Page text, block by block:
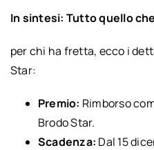
In sintesi: Tutto quello
per chi ha fretta, ecco i
Star:
Premio: Rimborso
Brodo Star.
Scadenza: Dal 15